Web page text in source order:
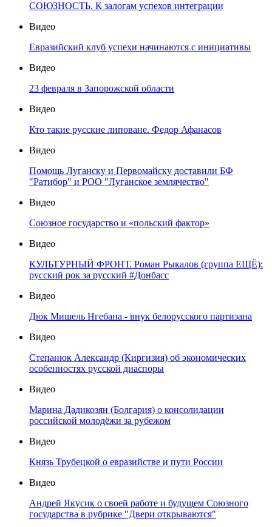
СОЮЗНОСТЬ. К залогам успехов интеграции
Видео
Евразийский клуб успехи начинаются с инициативы
Видео
23 февраля в Запорожской области
Видео
Кто такие русские липоване. Федор Афанасов
Видео
Помощь Луганску и Первомайску доставили БФ
"Ратибор" и РОО "Луганское землячество"
Видео
Союзное государство и «польский фактор»
Видео
КУЛЬТУРНЫЙ ФРОНТ. Роман Рыкалов (группа ЕЩЁ):
русский рок за русский #Донбасс
Видео
Дюк Мишель Нгебана - внук белорусского партизана
Видео
Степанюк Александр (Киргизия) об экономических
особенностях русской диаспоры
Видео
Марина Дадикозян (Болгария) о консолидации
российской молодёжи за рубежом
Видео
Князь Трубецкой о евразийстве и пути России
Видео
Андрей Якусик о своей работе и будущем Союзного
государства в рубрике "Двери открываются"